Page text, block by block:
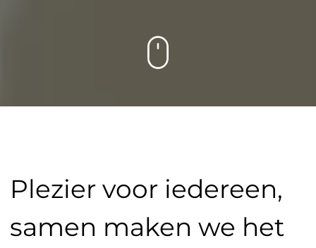
Plezier voor iedereen,
samen maken we het